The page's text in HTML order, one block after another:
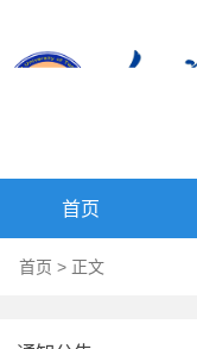
首页
首页 > 正文